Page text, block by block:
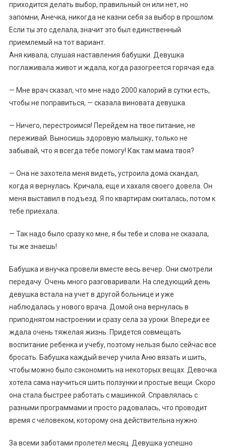
приходится делать выбор, правильный он или нет, но
запомни, Анечка, никогда не казни себя за выбор в прошлом.
Если ты это сделала, значит это был единственный
приемлемый на тот вариант.
Аня кивала, слушая наставления бабушки. Девушка
поглаживала живот и ждала, когда разогреется горячая еда.
— Мне врач сказал, что мне надо 2000 калорий в сутки есть,
чтобы не поправиться, — сказала виновата девушка.
— Ничего, перестроимся! Перейдем на твое питание, не
переживай. Выносишь здоровую малышку, только не
забывай, что я всегда тебе помогу! Как там мама твоя?
— Она не захотела меня видеть, устроила дома скандал,
когда я вернулась. Кричала, еще и хахаля своего довела. Он
меня выставил в подъезд. Я по квартирам скиталась, потом к
тебе приехала.
— Так надо было сразу ко мне, я бы тебе и слова не сказала,
ты же знаешь!
Бабушка и внучка провели вместе весь вечер. Они смотрели
передачу. Очень много разговаривали. На следующий день
девушка встала на учет в другой больнице и уже
наблюдалась у нового врача. Домой она вернулась в
приподнятом настроении и сразу села за уроки. Впереди ее
ждала очень тяжелая жизнь. Придется совмещать
воспитание ребенка и учебу, поэтому нельзя было сейчас все
бросать. Бабушка каждый вечер учила Аню вязать и шить,
чтобы можно было сэкономить на некоторых вещах. Девочка
хотела сама научиться шить ползунки и простые вещи. Скоро
она стала быстрее работать с машинкой. Справлялась с
разными программами и просто радовалась, что проводит
время с человеком, которому она действительна нужно.
За всеми заботами пролетел месяц. Девушка успешно